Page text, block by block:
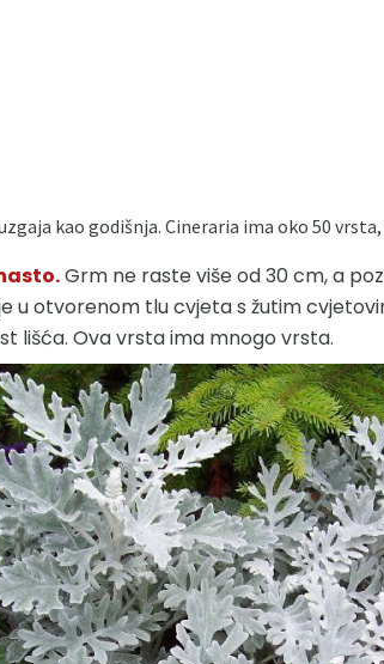
kao godišnja. Cineraria ima oko 50
Grm ne raste više od 30 cm, a
u otvorenom tlu cvjeta s žutim
lišća. Ova vrsta ima mnogo vrsta.